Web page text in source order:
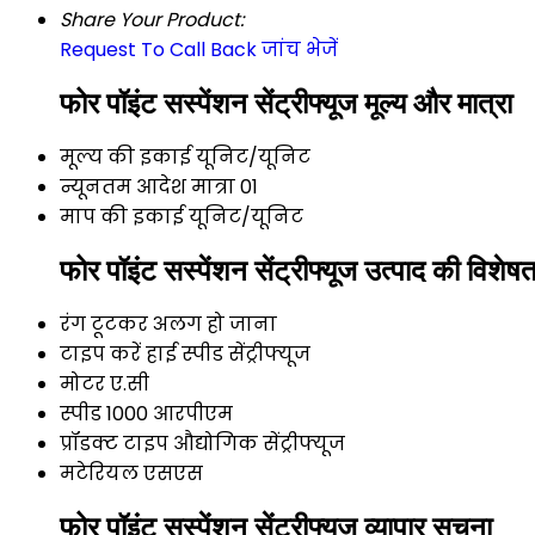
Share Your Product:
Request To Call Backजांच भेजें
फोर पॉइंट सस्पेंशन सेंट्रीफ्यूज मूल्य और मात्रा
मूल्य की इकाईयूनिट/यूनिट
न्यूनतम आदेश मात्रा01
माप की इकाईयूनिट/यूनिट
फोर पॉइंट सस्पेंशन सेंट्रीफ्यूज उत्पाद की
रंगटूटकर अलग हो जाना
टाइप करेंहाई स्पीड सेंट्रीफ्यूज
मोटरए.सी
स्पीड1000 आरपीएम
प्रॉडक्ट टाइप औद्योगिक सेंट्रीफ्यूज
मटेरियलएसएस
फोर पॉइंट सस्पेंशन सेंट्रीफ्यूज व्यापार सूचना